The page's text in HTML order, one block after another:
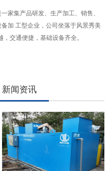
家集产品研发、生产加工、销售、
加 工型企业，公司坐落于风景秀美
交通便捷，基础设备齐全。
新闻资讯